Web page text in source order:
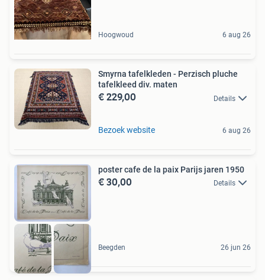
Hoogwoud 6 aug 26
Smyrna tafelkleden - Perzisch pluche
tafelkleed div. maten
€ 229,00 Details
Bezoek website 6 aug 26
poster cafe de la paix Parijs jaren 1950
€ 30,00 Details
Beegden 26 jun 26